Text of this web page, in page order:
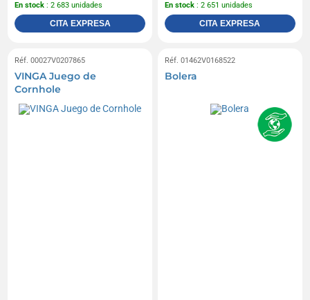
En stock : 2 683 unidades
CITA EXPRESA
En stock : 2 651 unidades
CITA EXPRESA
Réf. 00027V0207865
VINGA Juego de
Cornhole
Réf. 01462V0168522
Bolera